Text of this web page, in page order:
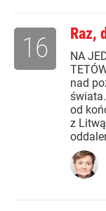
Raz,
NA
nad
od
z
16